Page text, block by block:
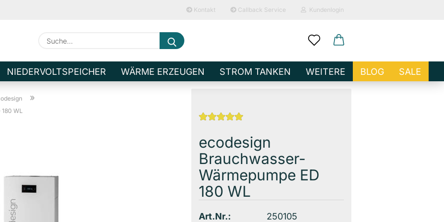
Kontakt Callback Service Kundenlogin
E-Mail
Konto erstellen
Passwort vergessen?
Suche...
NIEDERVOLTSPEICHER WÄRME ERZEUGEN STROM TANKEN BLOG SALE
WEITERE
»
WL
ecodesign
Brauchwasser-
Wärmepumpe ED
180 WL
Art.Nr.:
250105